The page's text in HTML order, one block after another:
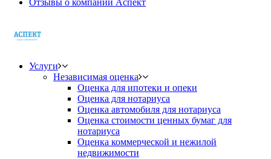
Отзывы о компании Аспект
Услуги
Независимая оценка
Оценка для ипотеки и опеки
Оценка для нотариуса
Оценка автомобиля для нотариуса
Оценка стоимости ценных бумаг для
нотариуса
Оценка коммерческой и нежилой
недвижимости